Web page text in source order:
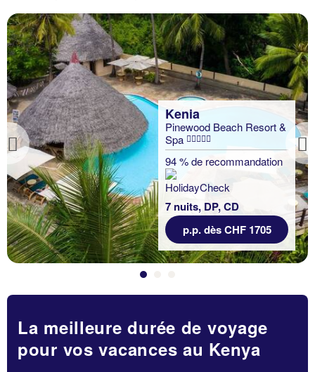
Previous
Kenia
Pinewood Beach Resort &
Spa
94 % de recommandation
7 nuits, DP, CD
p.p. dès CHF 1705
La meilleure durée de voyage
pour vos vacances au Kenya